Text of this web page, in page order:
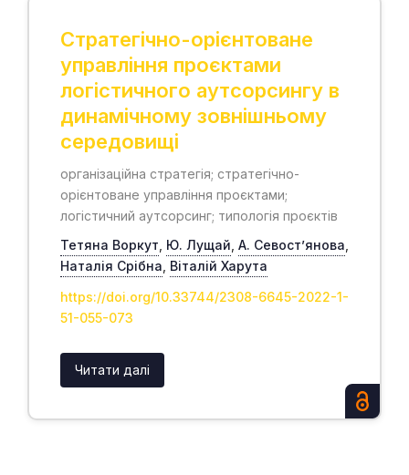
Стратегічно-орієнтоване
управління проєктами
логістичного аутсорсингу в
динамічному зовнішньому
середовищі
організаційна стратегія; стратегічно-
орієнтоване управління проєктами;
логістичний аутсорсинг; типологія проєктів
Тетяна Воркут Ю. Лущай А. Севост’янова
Наталія Срібна Віталій Харута
https://doi.org/10.33744/2308-6645-2022-1-
51-055-073
Читати далі